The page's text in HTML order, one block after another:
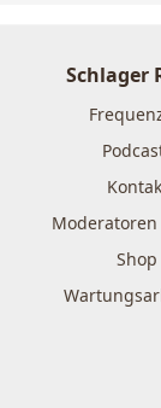
Schlager
Moderatoren
Shop